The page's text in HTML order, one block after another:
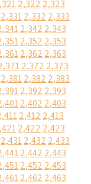
2,322 2,323
2,3312,332 2,333
2,342 2,343
2,352 2,353
2,362 2,363
2,372 2,373
2,3812,382 2,383
2,392 2,393
2,402 2,403
2,412 2,413
2,422 2,423
2,4312,432 2,433
2,442 2,443
2,452 2,453
2,462 2,463